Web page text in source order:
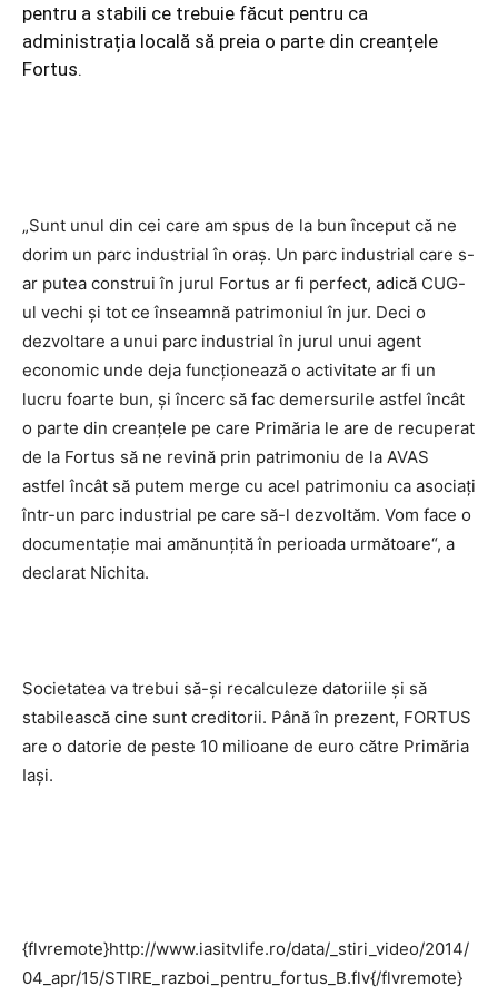
pentru a stabili ce trebuie făcut pentru ca
administrația locală să preia o parte din creanțele
Fortus.
„Sunt unul din cei care am spus de la bun în­ceput că ne
dorim un parc in­dus­trial în oraş. Un parc industrial care s-
ar putea construi în jurul Fortus ar fi perfect, adică CUG-
ul vechi şi tot ce înseamnă patrimoniul în jur. Deci o
dezvoltare a unui parc industrial în jurul unui agent
economic unde deja funcţionează o activitate ar fi un
lucru foarte bun, şi încerc să fac demersurile astfel încât
o parte din creanţele pe care Primăria le are de recuperat
de la Fortus să ne revină prin patrimoniu de la AVAS
astfel încât să putem merge cu acel patrimoniu ca asociaţi
într-un parc in­dus­trial pe care să-l dez­vol­tăm. Vom face o
documentaţie mai amă­nunţită în perioada urmă­toare“, a
declarat Nichita.
Societatea va trebui să-și recalculeze datoriile și să
stabilească cine sunt creditorii. Până în prezent, FORTUS
are o datorie de peste 10 milioane de euro către Primăria
Iași.
{flvremote}http://www.iasitvlife.ro/data/_stiri_video/2014/
04_apr/15/STIRE_razboi_pentru_fortus_B.flv{/flvremote}